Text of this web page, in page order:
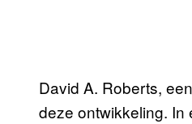
David A. Roberts, een
deze ontwikkeling. In